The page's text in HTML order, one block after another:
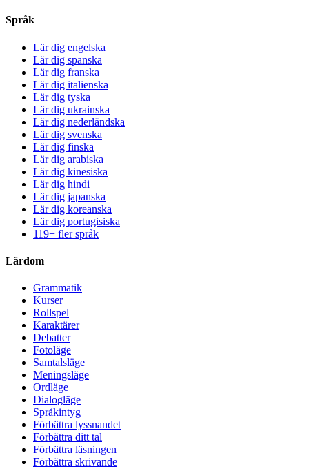
Språk
Lär dig engelska
Lär dig spanska
Lär dig franska
Lär dig italienska
Lär dig tyska
Lär dig ukrainska
Lär dig nederländska
Lär dig svenska
Lär dig finska
Lär dig arabiska
Lär dig kinesiska
Lär dig hindi
Lär dig japanska
Lär dig koreanska
Lär dig portugisiska
119+ fler språk
Lärdom
Grammatik
Kurser
Rollspel
Karaktärer
Debatter
Fotoläge
Samtalsläge
Meningsläge
Ordläge
Dialogläge
Språkintyg
Förbättra lyssnandet
Förbättra ditt tal
Förbättra läsningen
Förbättra skrivande